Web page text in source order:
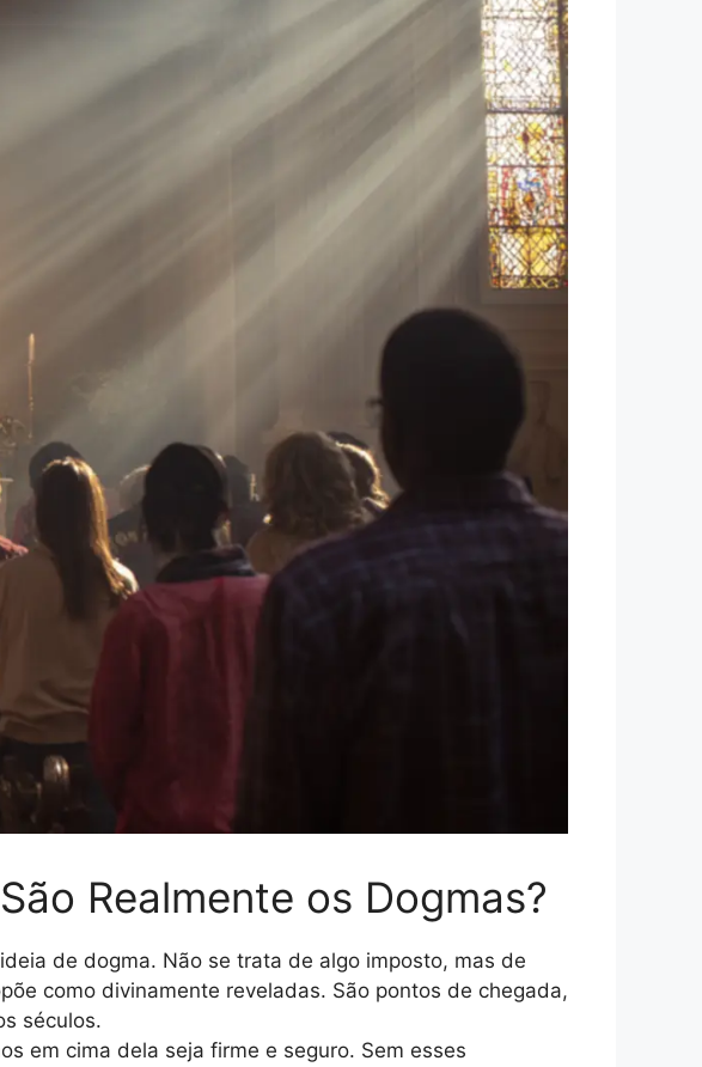
Realmente os Dogmas?
de dogma. Não se trata de algo imposto, mas de
como divinamente reveladas. São pontos de chegada,
séculos.
em cima dela seja firme e seguro. Sem esses